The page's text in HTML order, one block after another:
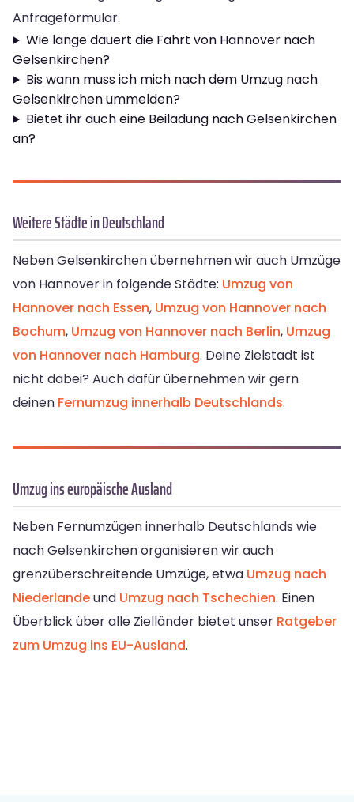
Anfrageformular.
Wie lange dauert die Fahrt von Hannover nach
Gelsenkirchen?
Bis wann muss ich mich nach dem Umzug nach
Gelsenkirchen ummelden?
Bietet ihr auch eine Beiladung nach Gelsenkirchen
an?
Weitere Städte in Deutschland
Neben Gelsenkirchen übernehmen wir auch Umzüge
von Hannover in folgende Städte: Umzug von
Hannover nach Essen, Umzug von Hannover nach
Bochum, Umzug von Hannover nach Berlin, Umzug
von Hannover nach Hamburg. Deine Zielstadt ist
nicht dabei? Auch dafür übernehmen wir gern
deinen Fernumzug innerhalb Deutschlands.
Umzug ins europäische Ausland
Neben Fernumzügen innerhalb Deutschlands wie
nach Gelsenkirchen organisieren wir auch
grenzüberschreitende Umzüge, etwa Umzug nach
Niederlandeund Umzug nach Tschechien. Einen
Überblick über alle Zielländer bietet unser Ratgeber
zum Umzug ins EU-Ausland.